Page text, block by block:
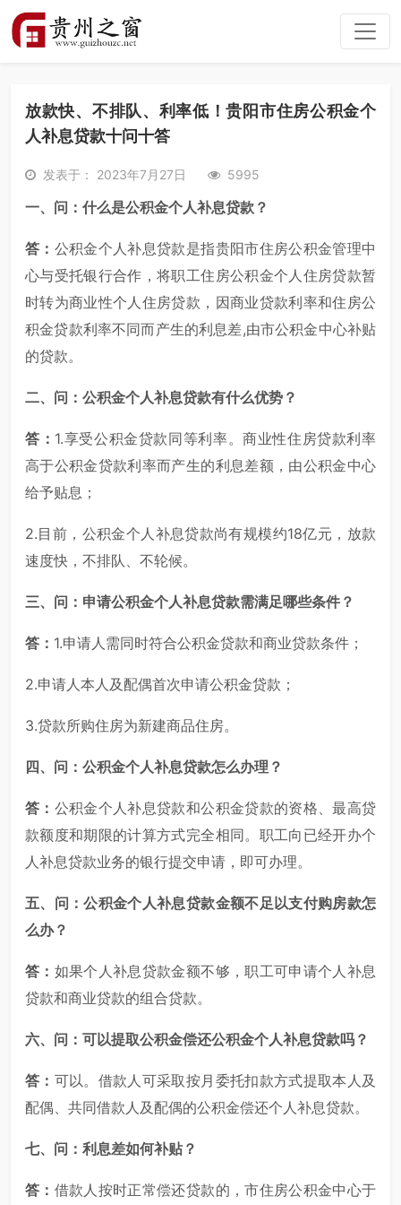
放款快、不排队、利率低！贵阳市住房公积金个
人补息贷款十问十答
发表于： 2023年7月27日 5995
一、问：什么是公积金个人补息贷款？
答： 公积金个人补息贷款是指贵阳市住房公积金管理中
心与受托银行合作，将职工住房公积金个人住房贷款暂
时转为商业性个人住房贷款，因商业贷款利率和住房公
积金贷款利率不同而产生的利息差,由市公积金中心补贴
的贷款。
二、问：公积金个人补息贷款有什么优势？
答： 1.享受公积金贷款同等利率。商业性住房贷款利率
高于公积金贷款利率而产生的利息差额，由公积金中心
给予贴息；
2.目前，公积金个人补息贷款尚有规模约18亿元，放款
速度快，不排队、不轮候。
三、问：申请公积金个人补息贷款需满足哪些条件？
答： 1.申请人需同时符合公积金贷款和商业贷款条件；
2.申请人本人及配偶首次申请公积金贷款；
3.贷款所购住房为新建商品住房。
四、问：公积金个人补息贷款怎么办理？
答： 公积金个人补息贷款和公积金贷款的资格、最高贷
款额度和期限的计算方式完全相同。职工向已经开办个
人补息贷款业务的银行提交申请，即可办理。
五、问：公积金个人补息贷款金额不足以支付购房款怎
么办？
答： 如果个人补息贷款金额不够，职工可申请个人补息
贷款和商业贷款的组合贷款。
六、问：可以提取公积金偿还公积金个人补息贷款吗？
答： 可以。借款人可采取按月委托扣款方式提取本人及
配偶、共同借款人及配偶的公积金偿还个人补息贷款。
七、问：利息差如何补贴？
答： 借款人按时正常偿还贷款的，市住房公积金中心于